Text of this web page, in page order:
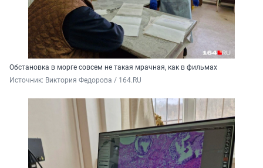
Обстановка в морге совсем не такая мрачная, как в фильмах
Источник: Виктория Федорова / 164.RU